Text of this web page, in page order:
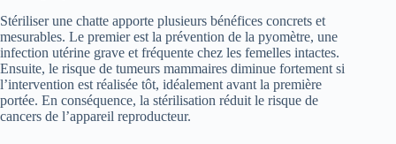
Stériliser une chatte apporte plusieurs bénéfices concrets et
mesurables. Le premier est la prévention de la pyomètre, une
infection utérine grave et fréquente chez les femelles intactes.
Ensuite, le risque de tumeurs mammaires diminue fortement si
l’intervention est réalisée tôt, idéalement avant la première
portée. En conséquence, la stérilisation réduit le risque de
cancers de l’appareil reproducteur.